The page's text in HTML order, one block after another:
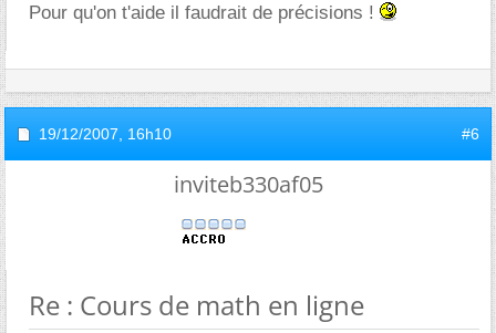
Pour qu'on t'aide il faudrait de précisions !
19/12/2007, 16h10 #6
inviteb330af05
Re : Cours de math en ligne